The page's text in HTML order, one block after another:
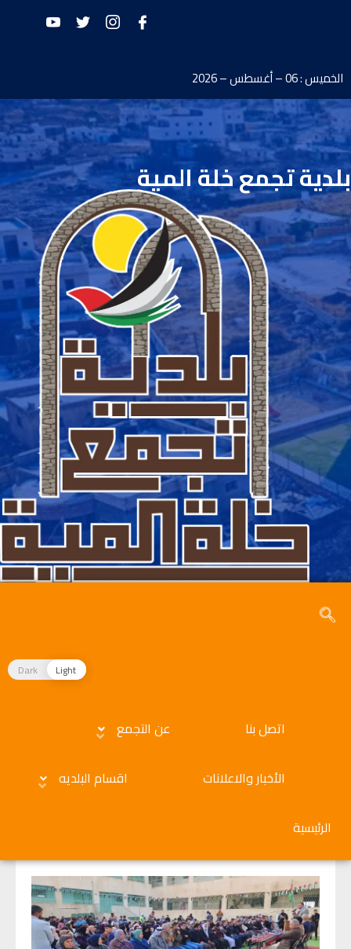
الخميس : 06 – أغسطس – 2026
بلدية تجمع خلة المية
Light
Dark
اتصل بنا عن التجمع
الأخبار والاعلانات اقسام البلديه
الرئيسية